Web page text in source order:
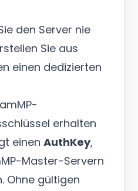
den Server nie
Sie aus
einen dedizierten
erhalten
einen AuthKey,
Master-Servern
Ohne gültigen